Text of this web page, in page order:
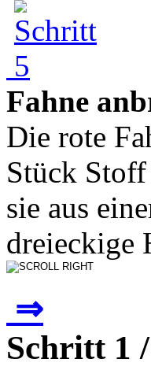
Fahne
Die rote
Stück
sie aus
dreieckige
⇒
Schritt 1